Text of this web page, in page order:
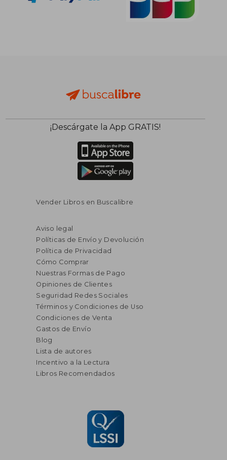
¡Descárgate la App GRATIS!
Vender Libros en Buscalibre
Aviso legal
Políticas de Envío y Devolución
Política de Privacidad
Cómo Comprar
Nuestras Formas de Pago
Opiniones de Clientes
Seguridad Redes Sociales
Términos y Condiciones de Uso
Condiciones de Venta
Gastos de Envío
Blog
Lista de autores
Incentivo a la Lectura
Libros Recomendados